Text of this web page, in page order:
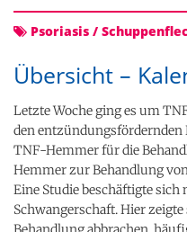
Psoriasis /
Übersicht –
Letzte Woche ging es um
den
TNF-Hemmer für die
Hemmer zur Behandlung
Eine Studie beschäftigte
Schwangerschaft. Hier zeigte